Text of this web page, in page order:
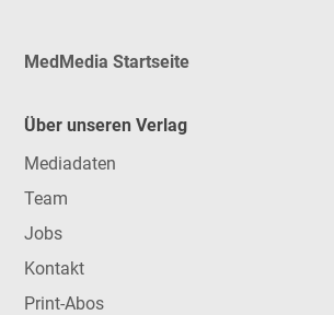
MedMedia Startseite
Über unseren Verlag
Mediadaten
Team
Jobs
Kontakt
Print-Abos